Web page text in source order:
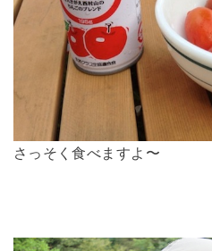
さっそく食べますよ〜